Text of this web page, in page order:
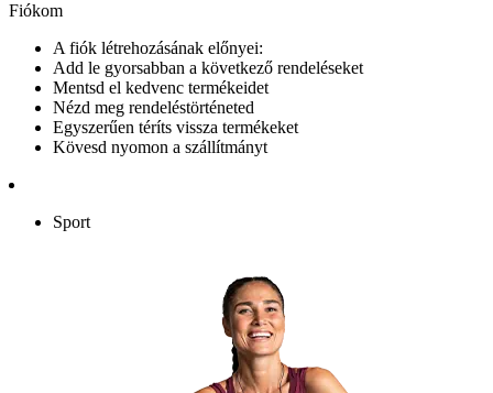
Fiókom
A fiók létrehozásának előnyei:
Add le gyorsabban a következő rendeléseket
Mentsd el kedvenc termékeidet
Nézd meg rendeléstörténeted
Egyszerűen téríts vissza termékeket
Kövesd nyomon a szállítmányt
Sport